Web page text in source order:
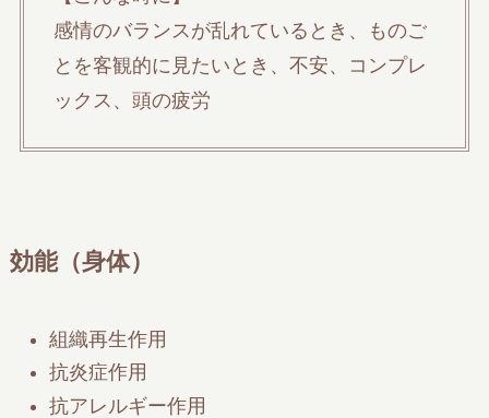
感情のバランスが乱れているとき、ものご
とを客観的に見たいとき、不安、コンプレ
ックス、頭の疲労
効能（身体）
組織再生作用
抗炎症作用
抗アレルギー作用